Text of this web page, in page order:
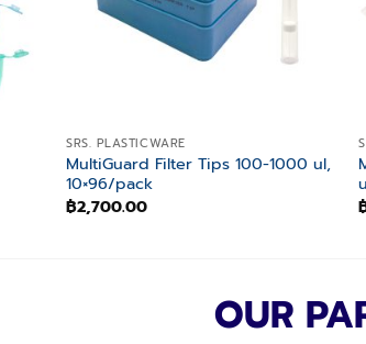
SRS. PLASTICWARE
MultiGuard Filter Tips 100-1000 ul,
10×96/pack
฿2,700.00
OUR